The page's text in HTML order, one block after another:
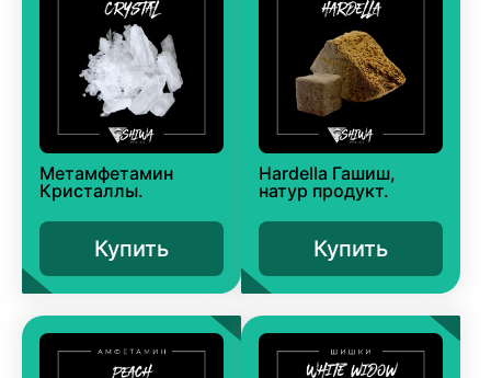
Метамфетамин
Кристаллы.
Купить
Hardella Гашиш,
натур продукт.
Купить